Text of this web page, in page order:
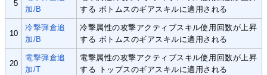
5
加/B
する ボトムスのギアスキルに適用される
10
冷撃弾倉追
加/B
冷撃属性の攻撃アクティブスキル使用回数が上昇
する ボトムスのギアスキルに適用される
20
電撃弾倉追
加/T
電撃属性の攻撃アクティブスキル使用回数が上昇
する トップスのギアスキルに適用される